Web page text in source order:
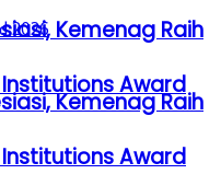
Kemenag Raih
Award
Kemenag Raih
Award